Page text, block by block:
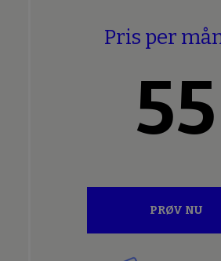
Pris per
55
PRØV NU